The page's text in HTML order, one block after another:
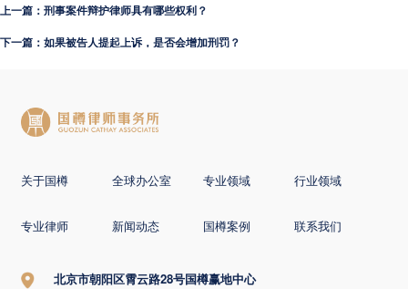
上一篇：刑事案件辩护律师具有哪些权利？
下一篇：如果被告人提起上诉，是否会增加刑罚？
关于国樽 全球办公室 专业领域 行业领域
专业律师 新闻动态 国樽案例 联系我们
北京市朝阳区霄云路28号国樽赢地中心